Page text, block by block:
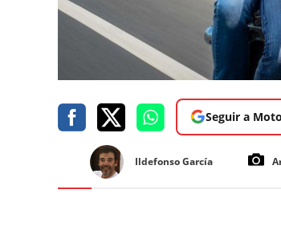
Seguir a
Ildefonso García